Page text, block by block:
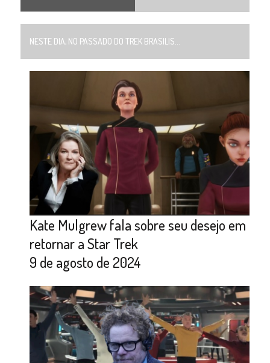
NESTE DIA, NO PASSADO DO TREK BRASILIS...
Kate Mulgrew fala sobre seu desejo em
retornar a Star Trek
9 de agosto de 2024